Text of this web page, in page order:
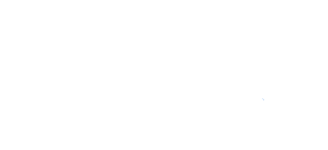
Зарегистрировать